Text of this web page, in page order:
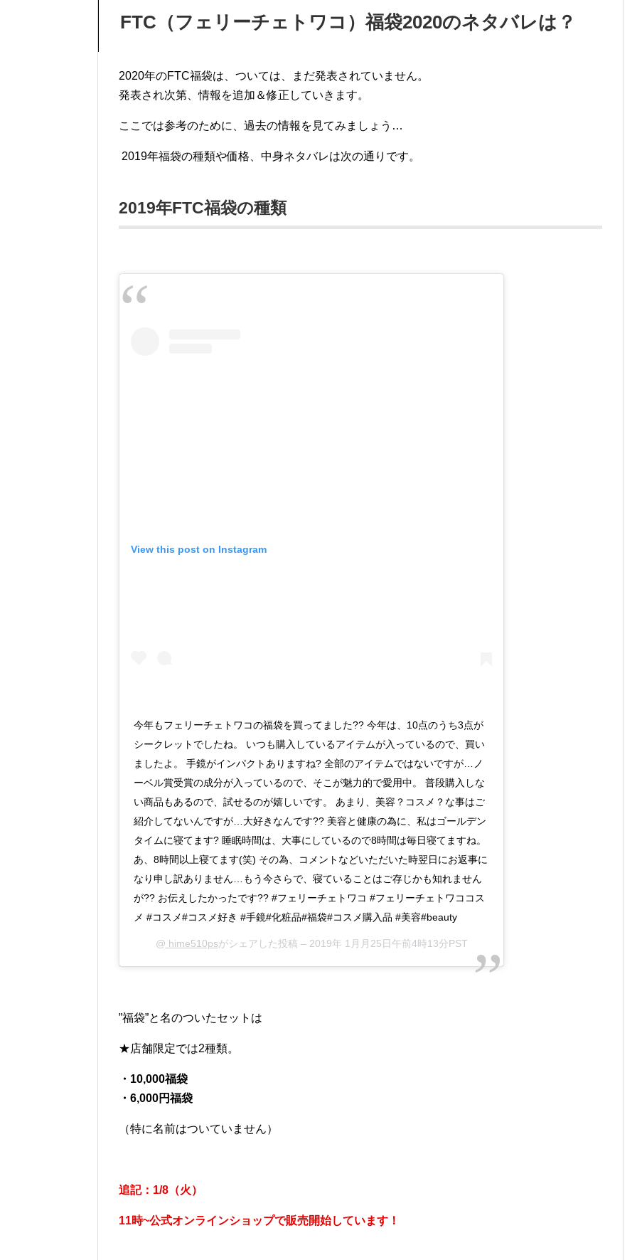
FTC（フェリーチェトワコ）福袋2020のネタバレは？
2020年のFTC福袋は、ついては、まだ発表されていません。
発表され次第、情報を追加＆修正していきます。
ここでは参考のために、過去の情報を見てみましょう…
2019年福袋の種類や価格、中身ネタバレは次の通りです。
2019年FTC福袋の種類
View this post on Instagram
今年もフェリーチェトワコの福袋を買ってました?? 今年は、10点のうち3点が
シークレットでしたね。 いつも購入しているアイテムが入っているので、買い
ましたよ。 手鏡がインパクトありますね? 全部のアイテムではないですが…ノ
ーベル賞受賞の成分が入っているので、そこが魅力的で愛用中。 普段購入しな
い商品もあるので、試せるのが嬉しいです。 あまり、美容？コスメ？な事はご
紹介してないんですが…大好きなんです?? 美容と健康の為に、私はゴールデン
タイムに寝てます? 睡眠時間は、大事にしているので8時間は毎日寝てますね。
あ、8時間以上寝てます(笑) その為、コメントなどいただいた時翌日にお返事に
なり申し訳ありません…もう今さらで、寝ていることはご存じかも知れません
が?? お伝えしたかったです?? #フェリーチェトワコ #フェリーチェトワココス
メ #コスメ#コスメ好き #手鏡#化粧品#福袋#コスメ購入品 #美容#beauty
@ hime510psがシェアした投稿 – 2019年 1月月25日午前4時13分PST
”福袋”と名のついたセットは
★店舗限定では2種類。
・10,000福袋
・6,000円福袋
（特に名前はついていません）
追記：1/8（火）
11時~公式オンラインショップで販売開始しています！